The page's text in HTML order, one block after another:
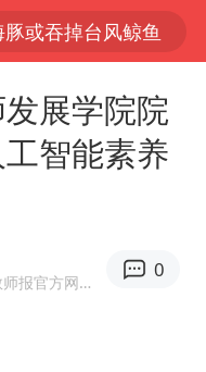
或吞掉台风鲸鱼
收受10万获刑1年
中方回应是否在太平洋海底开采稀土
深圳地面沉降致车辆损坏系谣言
展学院院
智能素养
·中国教师报官方网易号
0